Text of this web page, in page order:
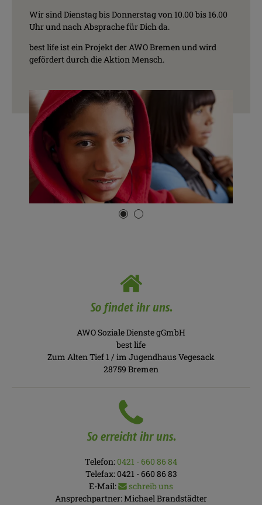
Wir sind Dienstag bis Donnerstag von 10.00 bis 16.00
Uhr und nach Absprache für Dich da.
best life ist ein Projekt der AWO Bremen und wird
gefördert durch die Aktion Mensch.
So findet ihr uns.
AWO Soziale Dienste gGmbH
best life
Zum Alten Tief 1 / im Jugendhaus Vegesack
28759 Bremen
So erreicht ihr uns.
Telefon: 0421 - 660 86 84
Telefax: 0421 - 660 86 83
E-Mail:
schreib uns
Ansprechpartner:Michael Brandstädter